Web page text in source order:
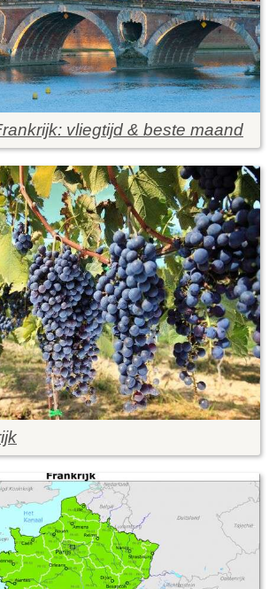
vliegtijd & beste maand